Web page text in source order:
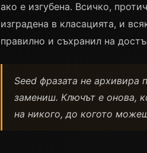
ако е изгубена. Всичко,
изградена в класацията, и
правилно и съхранил на
Seed фразата не
замениш. Ключът е онова,
на никого, до когото